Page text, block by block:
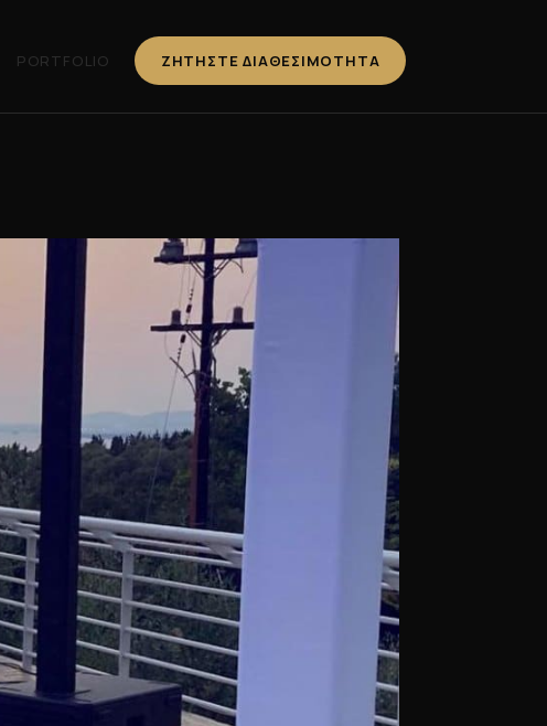
PORTFOLIO ΖΗΤΉΣΤΕ ΔΙΑΘΕΣΙΜΌΤΗΤΑ